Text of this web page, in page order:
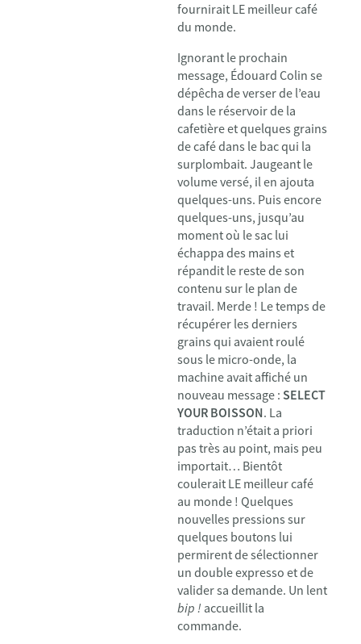
fournirait LE meilleur café
du monde.
Ignorant le prochain
message, Édouard Colin se
dépêcha de verser de l’eau
dans le réservoir de la
cafetière et quelques grains
de café dans le bac qui la
surplombait. Jaugeant le
volume versé, il en ajouta
quelques-uns. Puis encore
quelques-uns, jusqu’au
moment où le sac lui
échappa des mains et
répandit le reste de son
contenu sur le plan de
travail. Merde ! Le temps de
récupérer les derniers
grains qui avaient roulé
sous le micro-onde, la
machine avait affiché un
nouveau message : SELECT
YOUR BOISSON. La
traduction n’était a priori
pas très au point, mais peu
importait… Bientôt
coulerait LE meilleur café
au monde ! Quelques
nouvelles pressions sur
quelques boutons lui
permirent de sélectionner
un double expresso et de
valider sa demande. Un lent
bip ! accueillit la
commande.